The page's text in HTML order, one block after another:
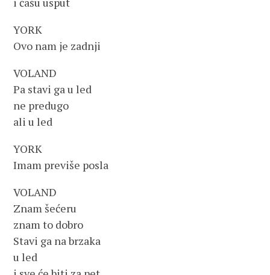
YORK
Ovo nam je zadnji
VOLAND
Pa stavi ga u led
ne predugo
ali u led
YORK
Imam previše posla
VOLAND
Znam šećeru
znam to dobro
Stavi ga na brzaka
u led